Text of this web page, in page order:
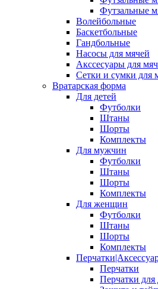
Футзальные
Волейбольные
Баскетбольные
Гандбольные
Насосы для мячей
Акссесуары для
Сетки и сумки для
Вратарская форма
Для детей
Футболки
Штаны
Шорты
Комплекты
Для мужчин
Футболки
Штаны
Шорты
Комплекты
Для женщин
Футболки
Штаны
Шорты
Комплекты
Перчатки
Перчатки для